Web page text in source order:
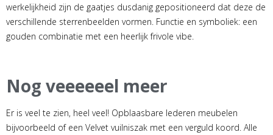
werkelijkheid zijn de gaatjes dusdanig gepositioneerd dat deze de
verschillende sterrenbeelden vormen. Functie en symboliek: een
gouden combinatie met een heerlijk frivole vibe.
Nog veeeeeel meer
Er is veel te zien, heel veel! Opblaasbare lederen meubelen
bijvoorbeeld of een Velvet vuilniszak met een verguld koord. Alle